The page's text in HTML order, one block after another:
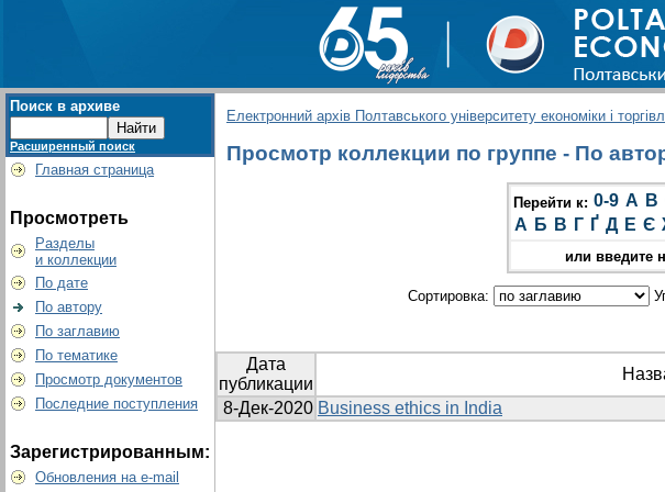
Поиск в архиве
Расширенный поиск
Главная страница
Просмотреть
Разделы
и коллекции
По дате
По автору
По заглавию
По тематике
Просмотр документов
Последние поступления
Зарегистрированным:
Обновления на e-mail
Електронний архів Полтавського університету економіки і
Просмотр коллекции по группе - По
Перейти к: 0-9 A B
А Б В Г Ґ Д Е Є
или введите
Сортировка:
Дата
публикации
8-Дек-2020 Business ethics in India